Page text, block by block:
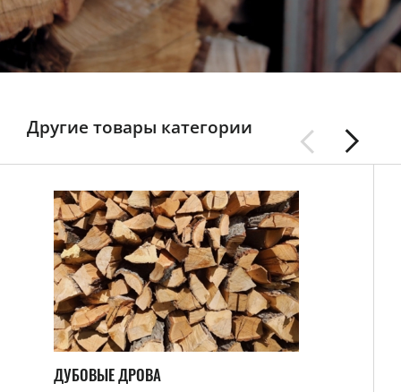
Другие товары категории
ДУБОВЫЕ ДРОВА